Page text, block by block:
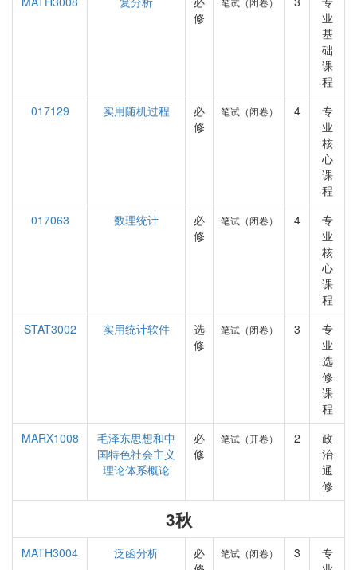
修
业
基
础
课
程
017129
实用随机过程
必
修
笔试（闭卷） 4
专
业
核
心
课
程
017063
数理统计
必
修
笔试（闭卷） 4
专
业
核
心
课
程
STAT3002
实用统计软件
选
修
笔试（闭卷） 3
专
业
选
修
课
程
MARX1008
毛泽东思想和中
国特色社会主义
理论体系概论
必
修
笔试（开卷） 2
政
治
通
修
3秋
MATH3004 泛函分析
必
笔试（闭卷） 3
专